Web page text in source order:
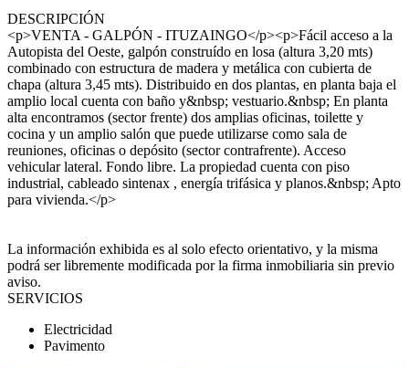
DESCRIPCIÓN
<p>VENTA - GALPÓN - ITUZAINGO</p><p>Fácil acceso a la
Autopista del Oeste, galpón construído en losa (altura 3,20 mts)
combinado con estructura de madera y metálica con cubierta de
chapa (altura 3,45 mts). Distribuido en dos plantas, en planta baja el
amplio local cuenta con baño y&nbsp; vestuario.&nbsp; En planta
alta encontramos (sector frente) dos amplias oficinas, toilette y
cocina y un amplio salón que puede utilizarse como sala de
reuniones, oficinas o depósito (sector contrafrente). Acceso
vehicular lateral. Fondo libre. La propiedad cuenta con piso
industrial, cableado sintenax , energía trifásica y planos.&nbsp; Apto
para vivienda.</p>
La información exhibida es al solo efecto orientativo, y la misma
podrá ser libremente modificada por la firma inmobiliaria sin previo
aviso.
SERVICIOS
Electricidad
Pavimento